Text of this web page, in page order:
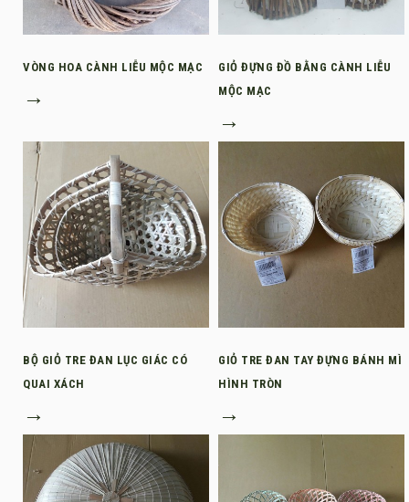
VÒNG HOA CÀNH LIỄU MỘC MẠC
→
GIỎ ĐỰNG ĐỒ BẰNG CÀNH LIỄU
MỘC MẠC
→
BỘ GIỎ TRE ĐAN LỤC GIÁC CÓ
QUAI XÁCH
→
GIỎ TRE ĐAN TAY ĐỰNG BÁNH MÌ
HÌNH TRÒN
→